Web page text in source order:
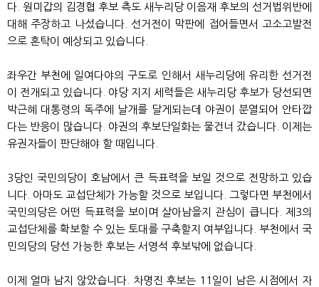
다. 원미갑의 김경협 후보 측도 새누리당 이음재 후보의 선거법위반에
대해 주장하고 나섰습니다. 선거전이 막판에 접어들면서 고소고발전
으로 혼탁이 예상되고 있습니다.
좌우간 부천에 일여다야의 구도로 인해서 새누리당에 유리한 선거전
이 전개되고 있습니다. 야당 지지 세력들은 새누리당 후보가 당선되면
박근혜 대통령의 독주에 날개를 달게되는데 야권이 분열되어 안타깝
다는 반응이 많습니다. 야권의 후보단일화는 물건너 갔습니다. 이제는
유권자들이 판단해야 할 때입니다.
3당인 국민의당이 호남에서 큰 득표력을 보일 것으로 전망하고 있습
니다. 아마도 교섭단체가 가능할 것으로 보입니다. 그렇다면 부천에서
국민의당은 어떤 득표력을 보이며 살아남을지 관심이 큽니다. 제3의
교섭단체를 확보할 수 있는 토대를 구축할지 여부입니다. 부천에서 국
민의당의 당선 가능한 후보는 서영석 후보밖에 없습니다.
이제 얼마 남지 않았습니다. 차명진 후보는 11일이 남은 시점에서 자